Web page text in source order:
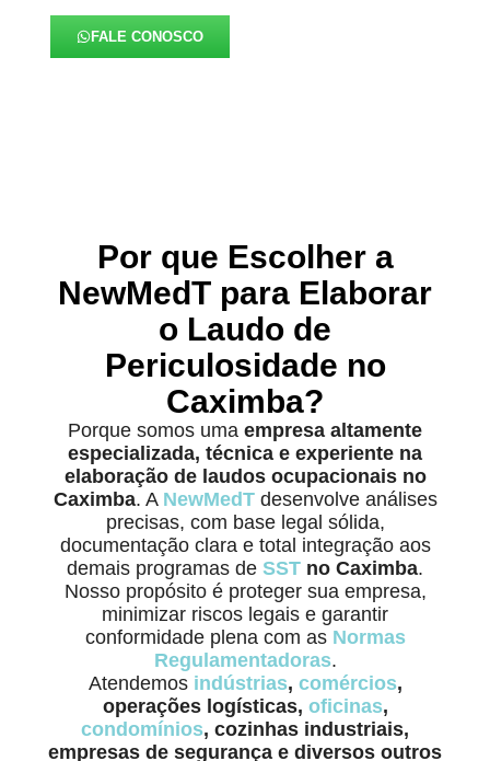
FALE CONOSCO
Por que Escolher a
NewMedT para Elaborar
o Laudo de
Periculosidade no
Caximba?
Porque somos uma empresa altamente
especializada, técnica e experiente na
elaboração de laudos ocupacionais no
Caximba. A NewMedTdesenvolve análises
precisas, com base legal sólida,
documentação clara e total integração aos
demais programas de SST no Caximba.
Nosso propósito é proteger sua empresa,
minimizar riscos legais e garantir
conformidade plena com as Normas
Regulamentadoras.
Atendemos indústrias, comércios,
operações logísticas, oficinas,
condomínios, cozinhas industriais,
empresas de segurança e diversos outros